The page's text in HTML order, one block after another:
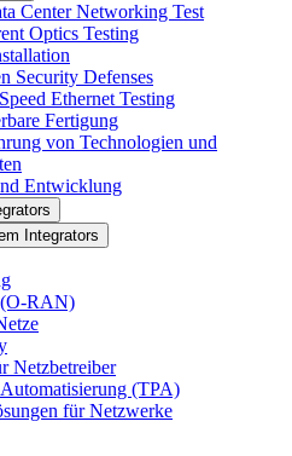
Center Networking Test
Optics Testing
Security Defenses
Ethernet Testing
Fertigung
von Technologien und
Entwicklung
Integrators
RAN)
Netzbetreiber
Automatisierung (TPA)
für Netzwerke